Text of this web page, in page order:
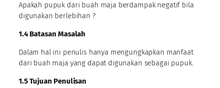
Apakah pupuk dari buah maja berdampak negatif bila
digunakan berlebihan ?
1.4Batasan Masalah
Dalam hal ini penulis hanya mengungkapkan manfaat
dari buah maja yang dapat digunakan sebagai pupuk.
1.5Tujuan Penulisan